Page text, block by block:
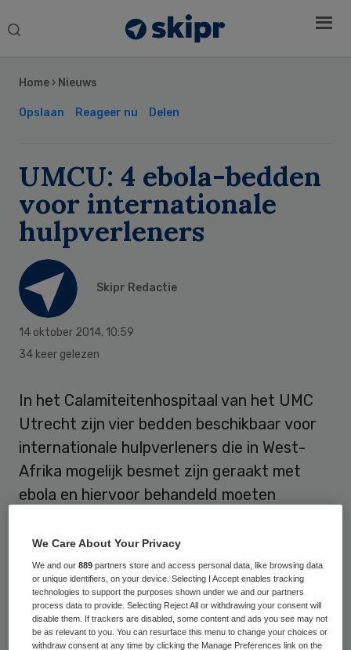
Search
Home › Nieuws
Opslaan Reageer nu Delen
UMCU: 4 ebola-bedden
voor internationale
hulpverleners
Skipr Redactie
14 oktober 2014, 10:59
34 keer gelezen
In het Calamiteitenhospitaal van het UMC
Utrecht zijn vier bedden beschikbaar voor
internationale hulpverleners die in West-
Afrika mogelijk besmet zijn geraakt met
ebola en hiervoor behandeld moeten
Nederland heeft de opvangplekken
beschikbaar gesteld als onderdeel van een
Europese medische evacuatiecapaciteit.
Sidebar
We Care About Your Privacy
We and our889 partners store and access personal data, like browsing data
or unique identifiers, on your device. Selecting I Accept enables tracking
technologies to support the purposes shown under we and our partners
process data to provide. Selecting Reject All or withdrawing your consent will
disable them. If trackers are disabled, some content and ads you see may not
be as relevant to you. You can resurface this menu to change your choices or
withdraw consent at any time by clicking the Manage Preferences link on the